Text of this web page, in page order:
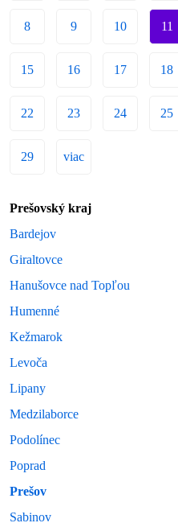
8 9 10 11
15 16 17 18
22 23 24 25
29 viac
Prešovský kraj
Bardejov
Giraltovce
Hanušovce nad Topľou
Humenné
Kežmarok
Levoča
Lipany
Medzilaborce
Podolínec
Poprad
Prešov
Sabinov